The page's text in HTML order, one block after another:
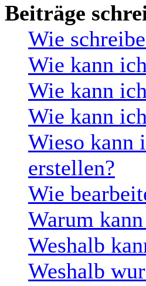
Beiträge
Wie
Wie kann
Wie kann
Wie kann
Wieso kann
erstellen?
Wie
Warum
Weshalb
Weshalb